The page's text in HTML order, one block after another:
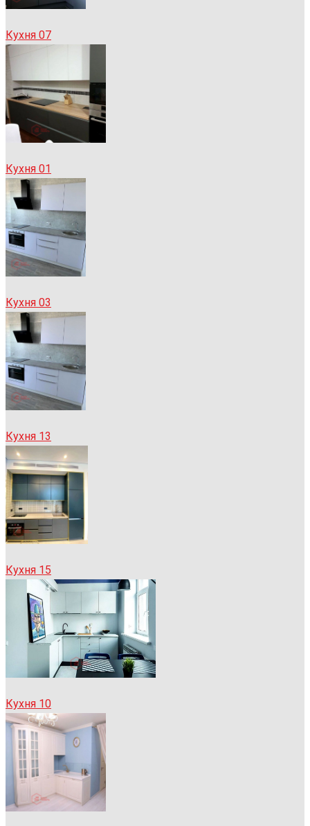
Кухня 07
Кухня 01
Кухня 03
Кухня 13
Кухня 15
Кухня 10